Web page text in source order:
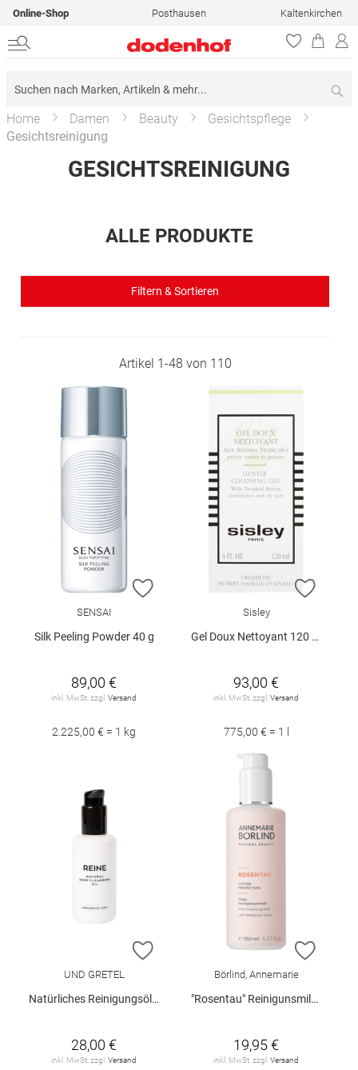
Online-Shop Posthausen Kaltenkirchen
Home Damen Beauty
Gesichtspflege
Gesichtsreinigung
GESICHTSREINIGUNG
ALLE PRODUKTE
Filtern & Sortieren
Artikel 1-48 von 110
ZUR WUNSCHLISTE HINZUFÜGEN
SENSAI
Silk Peeling Powder 40 g
89,00 €
inkl. MwSt. zzgl. Versand
2.225,00 € = 1 kg
ZUR
Sisley
Gel Doux Nettoyant 120 ml
93,00 €
inkl. MwSt. zzgl. Versand
775,00 € = 1 l
ZUR WUNSCHLISTE HINZUFÜGEN
UND GRETEL
Natürliches Reinigungsöl "Reine", 100 ml
28,00 €
inkl. MwSt. zzgl. Versand
ZUR
Börlind, Annemarie
"Rosentau" Reinigunsmilch 150 ml
19,95 €
inkl. MwSt. zzgl. Versand